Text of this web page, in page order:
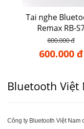
Tai nghe
Remax RB-
800.000 đ
600.000 đ
Bluetooth Việt
Công ty Bluetooth Việt Nam